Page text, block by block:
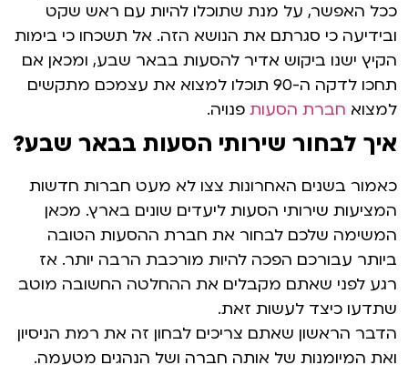
ככל האפשר, על מנת שתוכלו להיות עם ראש שקט
ובידיעה כי סגרתם את הנושא הזה. אל תשכחו כי בימות
הקיץ ישנו ביקוש אדיר להסעות בבאר שבע, ומכאן אם
תחכו לדקה ה-90 תוכלו למצוא את עצמכם מתקשים
למצוא חברת הסעות פנויה.
איך לבחור שירותי הסעות בבאר שבע?
כאמור בשנים האחרונות צצו לא מעט חברות חדשות
המציעות שירותי הסעות ליעדים שונים בארץ. מכאן
המשימה שלכם לבחור את חברת ההסעות הטובה
ביותר עבורכם הפכה להיות מורכבת הרבה יותר. אז
רגע לפני שאתם מקבלים את ההחלטה החשובה מוטב
שתדעו כיצד לעשות זאת.
הדבר הראשון שאתם צריכים לבחון זה את רמת הניסיון
ואת המיומנות של אותה חברה ושל הנהגים מטעמה.